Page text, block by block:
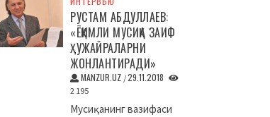
РУСТАМ АБДУЛЛАЕВ:
«ЁҚИМЛИ МУСИҚА ЗАИФ
ҲУЖАЙРАЛАРНИ
ЖОНЛАНТИРАДИ»
MANZUR.UZ /29.11.2018
2 195
Мусиқанинг вазифаси